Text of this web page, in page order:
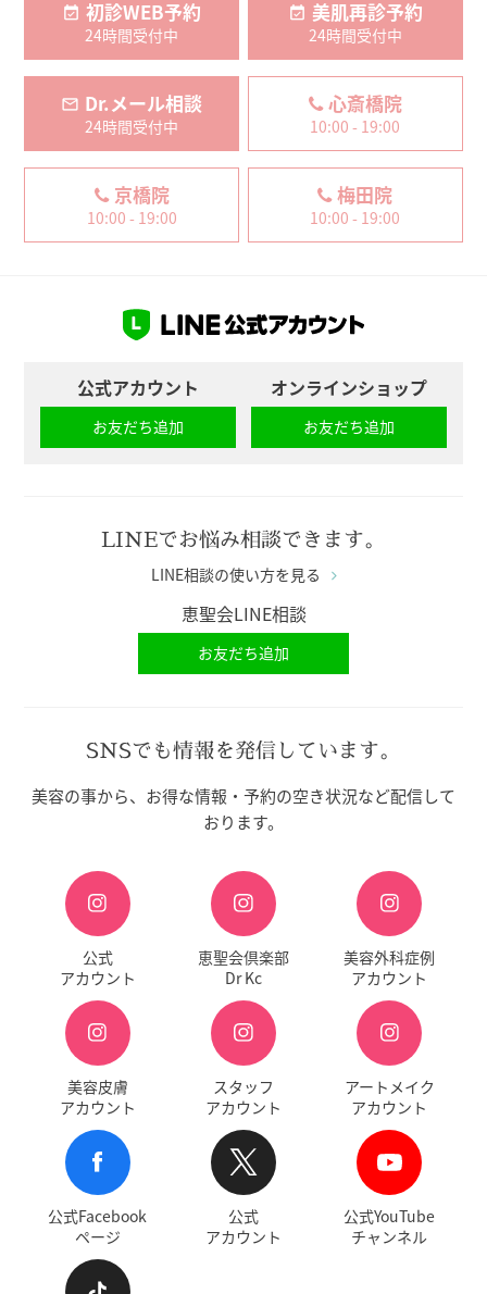
初診WEB予約
24時間受付中
美肌再診予約
24時間受付中
Dr.メール相談
24時間受付中
心斎橋院
10:00 - 19:00
京橋院
10:00 - 19:00
梅田院
10:00 - 19:00
公式アカウント
お友だち追加
オンラインショップ
お友だち追加
LINEでお悩み相談できます。
LINE相談の使い方を見る
恵聖会LINE相談
お友だち追加
SNSでも情報を発信しています。
美容の事から、お得な情報・予約の空き状況など配信して
おります。
公式
アカウント
恵聖会倶楽部
Dr Kc
美容外科症例
アカウント
美容皮膚
アカウント
スタッフ
アカウント
アートメイク
アカウント
公式Facebook
ページ
公式
アカウント
公式YouTube
チャンネル